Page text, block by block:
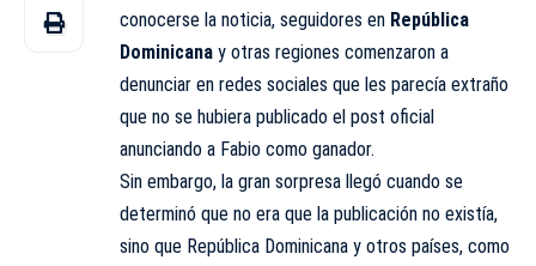
conocerse la noticia, seguidores en República
Dominicana y otras regiones comenzaron a
denunciar en redes sociales que les parecía extraño
que no se hubiera publicado el post oficial
anunciando a Fabio como ganador.
Sin embargo, la gran sorpresa llegó cuando se
determinó que no era que la publicación no existía,
sino que República Dominicana y otros países, como